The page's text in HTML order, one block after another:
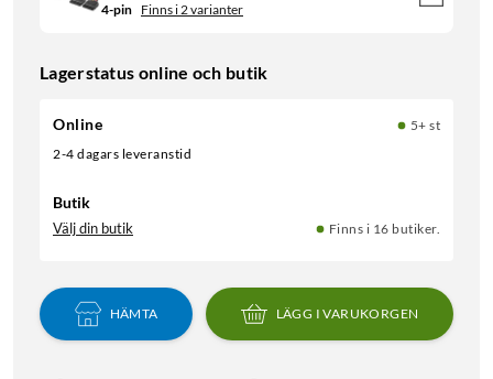
4-pin Finns i 2 varianter
Lagerstatus online och butik
Online
5+ st
2-4 dagars leveranstid
Butik
Välj din butik Finns i 16 butiker.
HÄMTA LÄGG I VARUKORGEN